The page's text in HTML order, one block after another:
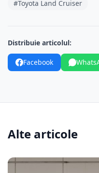
#Toyota Land Cruiser
Distribuie articolul:
Facebook
Alte articole